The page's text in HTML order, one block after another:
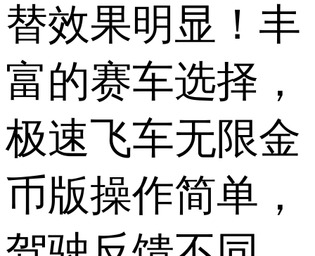
替效果明显！丰
富的赛车选择，
极速飞车无限金
币版操作简单，